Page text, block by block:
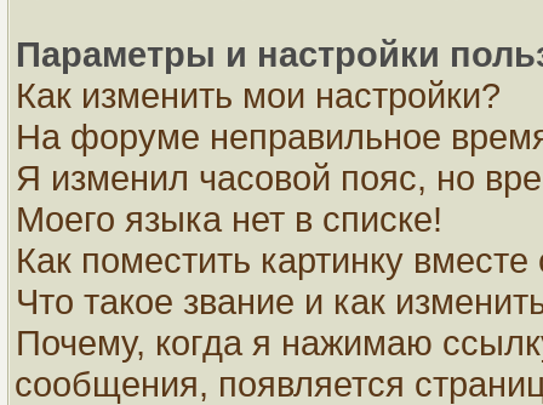
Параметры и настройки
Как изменить мои настройки?
На форуме неправильное
Я изменил часовой пояс, но
Моего языка нет в списке!
Как поместить картинку
Что такое звание и как
Почему, когда я нажимаю
сообщения, появляется